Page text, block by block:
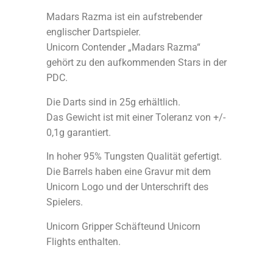
Madars Razma ist ein aufstrebender
englischer Dartspieler.
Unicorn Contender „Madars Razma“
gehört zu den aufkommenden Stars in der
PDC.
Die Darts sind in 25g erhältlich.
Das Gewicht ist mit einer Toleranz von +/-
0,1g garantiert.
In hoher 95% Tungsten Qualität gefertigt.
Die Barrels haben eine Gravur mit dem
Unicorn Logo und der Unterschrift des
Spielers.
Unicorn Gripper Schäfteund Unicorn
Flights enthalten.